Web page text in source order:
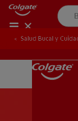
Salud Bucal y